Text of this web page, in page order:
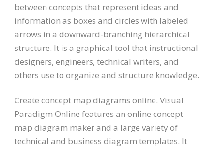
between concepts that represent ideas and
information as boxes and circles with labeled
arrows in a downward-branching hierarchical
structure. It is a graphical tool that instructional
designers, engineers, technical writers, and
others use to organize and structure knowledge.
Create concept map diagrams online. Visual
Paradigm Online features an online concept
map diagram maker and a large variety of
technical and business diagram templates. It